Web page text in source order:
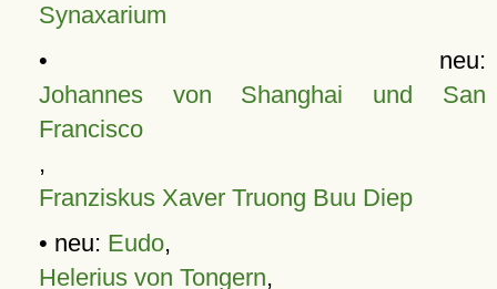
Synaxarium
• neu:
Johannes von Shanghai und San
Francisco
,
Franziskus Xaver Truong Buu Diep
• neu: Eudo,
Helerius von Tongern,